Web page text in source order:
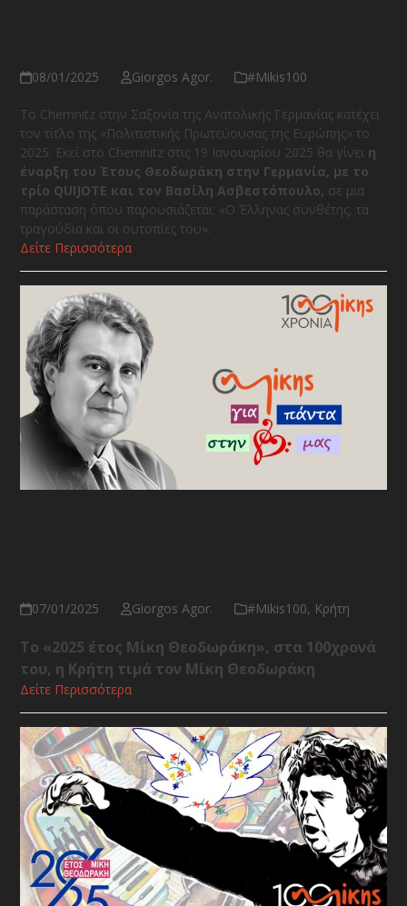
08/01/2025 Giorgos Agor. #Μikis100
Το Chemnitz στην Σαξονία της Ανατολικής Γερμανίας κατέχει
τον τίτλο της «Πολιτιστικής Πρωτεύουσας της Ευρώπης» το
2025. Εκεί στο Chemnitz στις 19 Ιανουαρίου 2025 θα γίνει η
έναρξη του Έτους Θεοδωράκη στην Γερμανία, με το
τρίο QUIJOTE και τον Βασίλη Ασβεστόπουλο, σε μια
παράσταση όπου παρουσιάζεται: «Ο Έλληνας συνθέτης, τα
τραγούδια και οι ουτοπίες του».
Δείτε Περισσότερα
07/01/2025 Giorgos Agor. #Μikis100, Κρήτη
Το «2025 έτος Μίκη Θεοδωράκη», στα 100χρονά
του, η Κρήτη τιμά τον Μίκη Θεοδωράκη
Δείτε Περισσότερα